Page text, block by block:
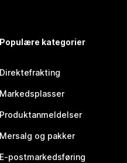
Populære kategorier
Direktefrakting
Markedsplasser
Produktanmeldelser
Mersalg og pakker
E-postmarkedsføring